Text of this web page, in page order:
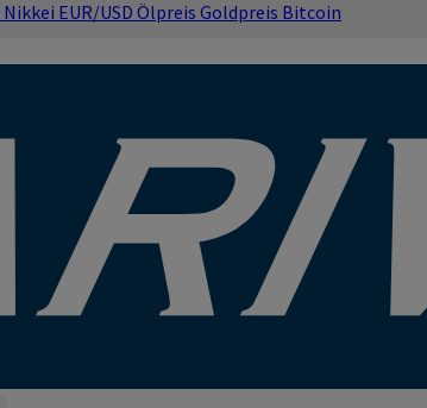
Nikkei EUR/USD Ölpreis Goldpreis Bitcoin